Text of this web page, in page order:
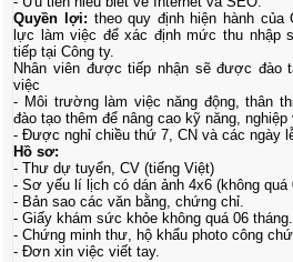
Quyền lợi: theo quy định hiện hành
lực làm việc để xác định mức thu nhập
tiếp tại Công ty.
Nhân viên được tiếp nhận sẽ được đào
việc
- Môi trường làm việc năng động, thân
đào tạo thêm để nâng cao kỹ năng, nghiệp
- Được nghỉ chiều thứ 7, CN và các ngày
Hồ sơ:
- Thư dự tuyển, CV (tiếng Việt)
- Sơ yếu lí lịch có dán ảnh 4x6 (không quá
- Bản sao các văn bằng, chứng chỉ.
- Giấy khám sức khỏe không quá 06 tháng.
- Chứng minh thư, hộ khẩu photo công
- Đơn xin việc viết tay.